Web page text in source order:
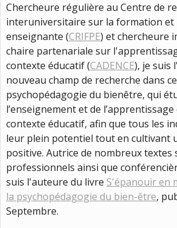
Chercheure régulière au Centre de
interuniversitaire sur la formation et
enseignante (CRIFPE) et chercheure
chaire partenariale sur
contexte éducatif (CADENCE), je suis
nouveau champ de recherche dans
psychopédagogie du bienêtre, qui
l’enseignement et de
contexte éducatif, afin que tous les
leur plein potentiel tout en cultivant
positive. Autrice de nombreux textes
professionnels ainsi que
suis l'auteure du livre S'épanouir en
la psychopédagogie du bien-être,
Septembre.